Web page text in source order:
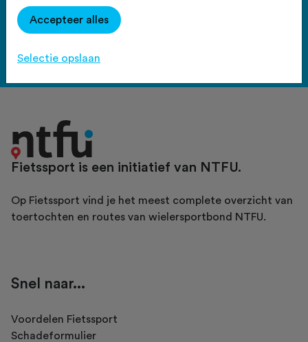
Haal meer uit Fietssport en ga
voor het PLUS account.
Bekijk de voordelen
Fietssport is een initiatief van NTFU.
Op Fietssport vind je het meest complete overzicht van
toertochten en routes van wielersportbond NTFU.
Snel naar...
Voordelen Fietssport
Schadeformulier
Accepteer alles
Selectie opslaan